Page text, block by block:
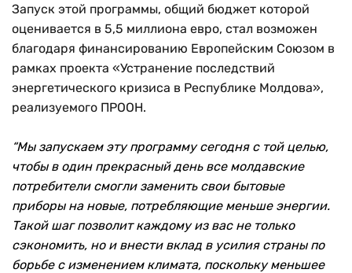
Запуск этой программы, общий бюджет которой
оценивается в 5,5 миллиона евро, стал возможен
благодаря финансированию Европейским Союзом в
рамках проекта «Устранение последствий
энергетического кризиса в Республике Молдова»,
реализуемого ПРООН.
“Мы запускаем эту программу сегодня с той целью,
чтобы в один прекрасный день все молдавские
потребители смогли заменить свои бытовые
приборы на новые, потребляющие меньше энергии.
Такой шаг позволит каждому из вас не только
сэкономить, но и внести вклад в усилия страны по
борьбе с изменением климата, поскольку меньшее